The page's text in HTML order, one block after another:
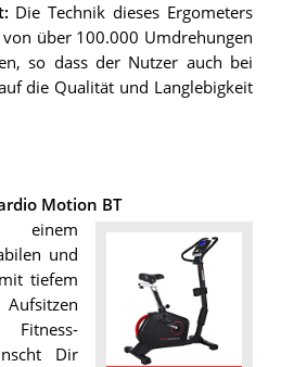
: Die Technik dieses Ergometers
über 100.000 Umdrehungen
so dass der Nutzer auch bei
die Qualität und Langlebigkeit
Motion BT
einem
und
tiefem
Aufsitzen
Dir